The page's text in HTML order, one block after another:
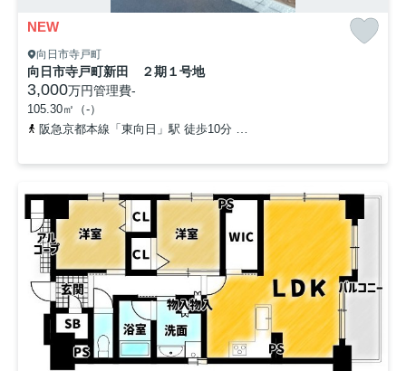
NEW
向日市寺戸町
向日市寺戸町新田 ２期１号地
3,000万円管理費-
105.30㎡（-）
阪急京都本線「東向日」駅 徒歩10分